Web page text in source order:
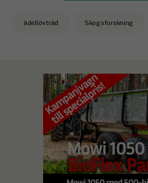
ädellövträd Skogsforskning